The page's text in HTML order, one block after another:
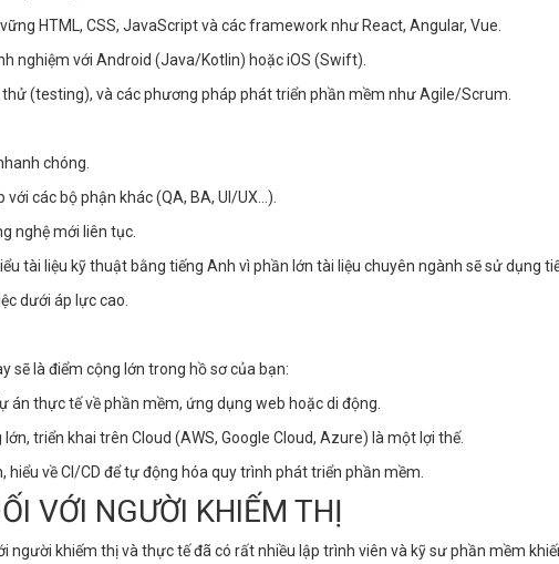
HTML, CSS, JavaScript và các framework như React, Angular, Vue.
nghiệm với Android (Java/Kotlin) hoặc iOS (Swift).
(testing), và các phương pháp phát triển phần mềm như Agile/Scrum.
chóng.
các bộ phận khác (QA, BA, UI/UX…).
nghệ mới liên tục.
tài liệu kỹ thuật bằng tiếng Anh vì phần lớn tài liệu chuyên ngành sẽ sử dụng
dưới áp lực cao.
sẽ là điểm cộng lớn trong hồ sơ của bạn:
án thực tế về phần mềm, ứng dụng web hoặc di động.
triển khai trên Cloud (AWS, Google Cloud, Azure) là một lợi thế.
hiểu về CI/CD để tự động hóa quy trình phát triển phần mềm.
VỚI NGƯỜI KHIẾM THỊ
người khiếm thị và thực tế đã có rất nhiều lập trình viên và kỹ sư phần mềm